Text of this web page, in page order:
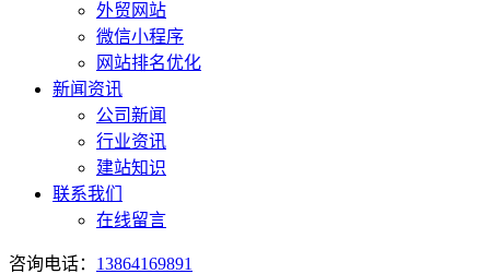
外贸网站
微信小程序
网站排名优化
新闻资讯
公司新闻
行业资讯
建站知识
联系我们
在线留言
咨询电话： 13864169891